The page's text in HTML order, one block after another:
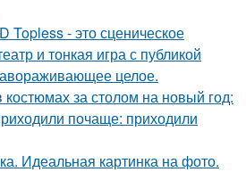
Topless - это сценическое
и тонкая игра с публикой
целое.
костюмах за столом на новый год:
почаще: приходили
Идеальная картинка на фото.